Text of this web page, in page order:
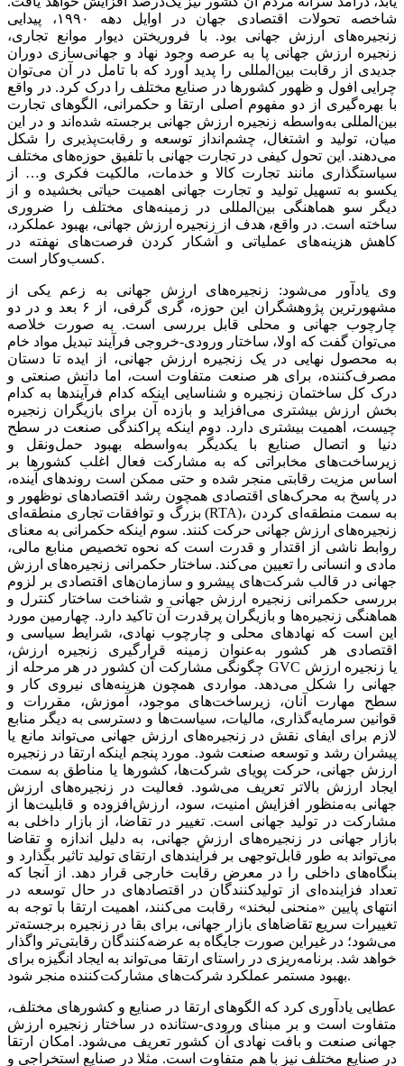
شاخصه تحولات اقتصادی جهان در اوایل دهه ۱۹۹۰، پیدایی
زنجیره‌‌‌های ارزش جهانی بود. با فروریختن دیوار موانع تجاری،
زنجیره ارزش جهانی پا به عرصه وجود نهاد و جهانی‌‌‌سازی دوران
جدیدی از رقابت بین‌المللی را پدید آورد که با تامل در آن می‌‌‌توان
چرایی افول و ظهور کشورها در صنایع مختلف را درک کرد. در واقع
با بهره‌‌‌گیری از دو مفهوم اصلی ارتقا و حکمرانی، الگوهای تجارت
بین‌المللی به‌واسطه زنجیره ارزش جهانی برجسته شده‌اند و در این
میان، تولید و اشتغال، چشم‌‌‌انداز توسعه و رقابت‌‌‌پذیری را شکل
می‌دهند. این تحول کیفی در تجارت جهانی با تلفیق حوزه‌‌‌های مختلف
سیاستگذاری مانند تجارت کالا و خدمات، مالکیت فکری و… از
یکسو به تسهیل تولید و تجارت جهانی اهمیت حیاتی بخشیده و از
دیگر سو هماهنگی بین‌المللی در زمینه‌‌‌های مختلف را ضروری
ساخته است. در واقع، هدف از زنجیره ارزش جهانی، بهبود عملکرد،
کاهش هزینه‌های عملیاتی و آشکار کردن فرصت‌‌‌های نهفته در
کسب‌وکار است.
وی یادآور می‌شود: زنجیره‌‌‌های ارزش جهانی به زعم یکی از
مشهورترین پژوهشگران این حوزه، ‌گری گرفی، از ۶ بعد و در دو
چارچوب جهانی و محلی قابل بررسی است. به صورت خلاصه
می‌‌‌توان گفت که اولا، ساختار ورودی-خروجی فرآیند تبدیل مواد خام
به محصول نهایی در یک زنجیره ارزش جهانی، از ایده تا دستان
مصرف‌کننده، برای هر صنعت متفاوت است، اما دانش صنعتی و
درک کل ساختمان زنجیره و شناسایی اینکه کدام فرآیندها به کدام
بخش ارزش بیشتری می‌‌‌افزاید و بازده آن برای بازیگران زنجیره
چیست، اهمیت بیشتری دارد. دوم اینکه پراکندگی صنعت در سطح
دنیا و اتصال صنایع با یکدیگر به‌واسطه بهبود حمل‌ونقل و
زیرساخت‌‌‌های مخابراتی که به مشارکت فعال اغلب کشورها بر
اساس مزیت رقابتی منجر شده و حتی ممکن است روندهای آینده،
در پاسخ به محرک‌‌‌های اقتصادی همچون رشد اقتصادهای نوظهور و
بزرگ و توافقات تجاری منطقه‌‌‌ای (RTA)، به سمت منطقه‌‌‌ای کردن
زنجیره‌‌‌های ارزش جهانی حرکت کنند. سوم اینکه حکمرانی به معنای
روابط ناشی از اقتدار و قدرت است که نحوه تخصیص منابع مالی،
مادی و انسانی را تعیین می‌کند. ساختار حکمرانی زنجیره‌‌‌های ارزش
جهانی در قالب شرکت‌های پیشرو و سازمان‌های اقتصادی بر لزوم
بررسی حکمرانی زنجیره ارزش جهانی و شناخت ساختار کنترل و
هماهنگی زنجیره‌‌‌ها و بازیگران پرقدرت آن تاکید دارد. چهارمین مورد
این است که نهادهای محلی و چارچوب نهادی، شرایط سیاسی و
اقتصادی هر کشور به‌عنوان زمینه قرارگیری زنجیره ارزش،
چگونگی مشارکت آن کشور در هر مرحله از GVC یا زنجیره ارزش
جهانی را شکل می‌دهد. مواردی همچون هزینه‌‌‌های نیروی کار و
سطح مهارت آنان، زیرساخت‌‌‌های موجود، آموزش، مقررات و
قوانین سرمایه‌گذاری، مالیات، سیاست‌‌‌ها و دسترسی به دیگر منابع
لازم برای ایفای نقش در زنجیره‌‌‌های ارزش جهانی می‌‌‌تواند مانع یا
پیشران رشد و توسعه صنعت شود. مورد پنجم اینکه ارتقا در زنجیره
ارزش جهانی، حرکت پویای شرکت‌ها، کشورها یا مناطق به سمت
ایجاد ارزش بالاتر تعریف می‌شود. فعالیت در زنجیره‌‌‌های ارزش
جهانی به‌منظور افزایش امنیت، سود، ارزش‌افزوده و قابلیت‌‌‌ها از
مشارکت در تولید جهانی است. تغییر در تقاضا، از بازار داخلی به
بازار جهانی در زنجیره‌‌‌های ارزش جهانی، به دلیل اندازه و تقاضا
می‌‌‌تواند به طور قابل‌توجهی بر فرآیندهای ارتقای تولید تاثیر بگذارد و
بنگاه‌‌‌های داخلی را در معرض رقابت خارجی قرار دهد. از آنجا که
تعداد فزاینده‌‌‌ای از تولیدکنندگان در اقتصادهای در حال توسعه در
انتهای پایین «منحنی لبخند» رقابت می‌کنند، اهمیت ارتقا با توجه به
تغییرات سریع تقاضاهای بازار جهانی، برای بقا در زنجیره برجسته‌‌‌‌‌‌تر
می‌شود؛ در غیر‌این صورت جایگاه به عرضه‌‌‌کنندگان رقابتی‌‌‌تر واگذار
خواهد شد. برنامه‌‌‌ریزی در راستای ارتقا می‌‌‌تواند به ایجاد انگیزه برای
بهبود مستمر عملکرد شرکت‌های مشارکت‌‌‌کننده منجر شود.
عطایی یادآوری کرد که الگوهای ارتقا در صنایع و کشورهای مختلف،
متفاوت است و بر مبنای ورودی-ستانده در ساختار زنجیره ارزش
جهانی صنعت و بافت نهادی آن کشور تعریف می‌شود. امکان ارتقا
در صنایع مختلف نیز با هم متفاوت است. مثلا در صنایع استخراجی و